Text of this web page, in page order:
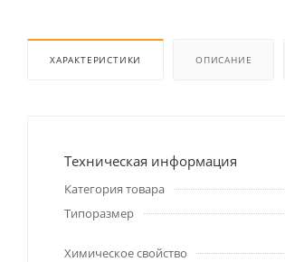
ХАРАКТЕРИСТИКИ ОПИСАНИЕ
Техническая информация
Категория товара
Типоразмер
Химическое свойство